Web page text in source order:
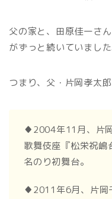
父の家と、田原佳一さ
がずっと続いていました
つまり、父・片岡孝太
♦2004年11月、片
歌舞伎座『松栄祝嶋
名のり初舞台。
♦2011年6月、片岡